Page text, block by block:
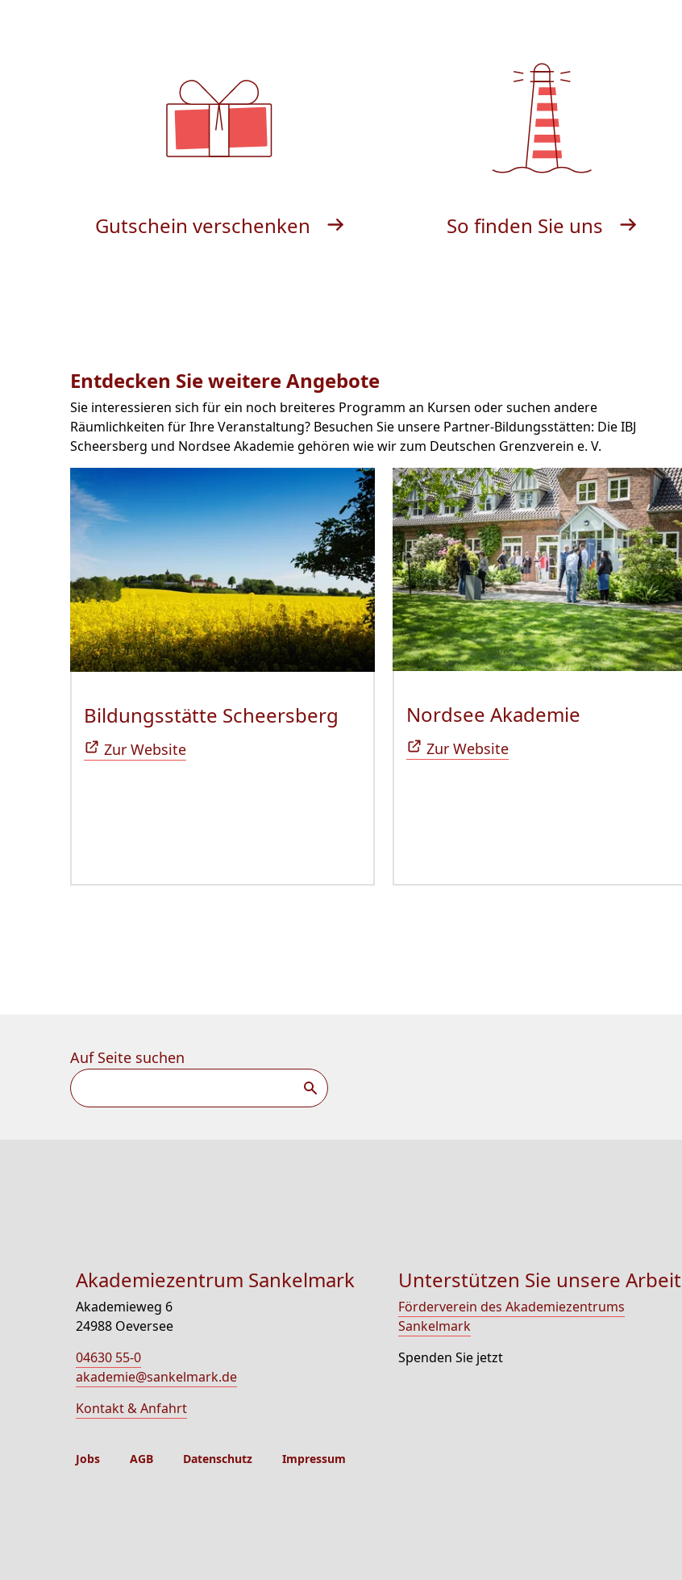
Gutschein verschenken So finden Sie uns
Entdecken Sie weitere Angebote
Sie interessieren sich für ein noch breiteres Programm an Kursen oder suchen andere
Räumlichkeiten für Ihre Veranstaltung? Besuchen Sie unsere Partner-Bildungsstätten: Die IBJ
Scheersberg und Nordsee Akademie gehören wie wir zum Deutschen Grenzverein e. V.
Bildungsstätte Scheersberg (Öffnet sich in neuem Fenster)
Zur Website
Nordsee Akademie
Zur Website
Auf Seite suchen
Suchen
Akademiezentrum Sankelmark
Akademieweg 6
24988 Oeversee
04630 55-0
akademie@sankelmark.de
Kontakt & Anfahrt
Unterstützen Sie unsere Arbeit
Förderverein des Akademiezentrums
Sankelmark
Spenden Sie jetzt
Jobs AGB Datenschutz Impressum